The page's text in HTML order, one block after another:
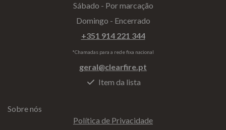
Sábado - Por marcação
Domingo - Encerrado
+351 914 221 344
*Chamadas para a rede fixa nacional
geral@clearfire.pt
Item da lista
Sobre nós
Política de Privacidade